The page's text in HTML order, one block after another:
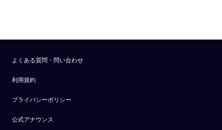
よくある質問・問い合わせ
利用規約
プライバシーポリシー
公式アナウンス